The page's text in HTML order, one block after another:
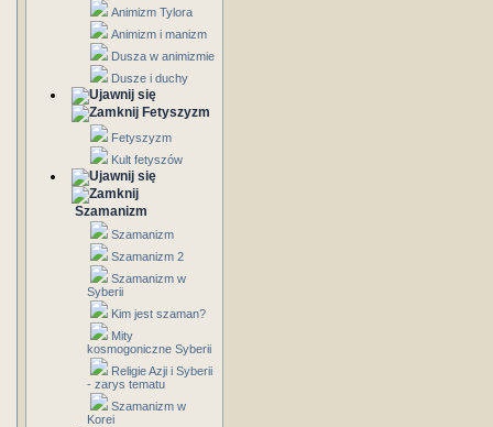
Animizm Tylora
Animizm i manizm
Dusza w animizmie
Dusze i duchy
Fetyszyzm
Fetyszyzm
Kult fetyszów
Szamanizm
Szamanizm
Szamanizm 2
Szamanizm w
Syberii
Kim jest szaman?
Mity
kosmogoniczne Syberii
Religie Azji i Syberii
- zarys tematu
Szamanizm w
Korei